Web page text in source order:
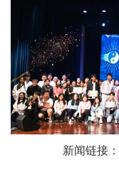
新闻链接：